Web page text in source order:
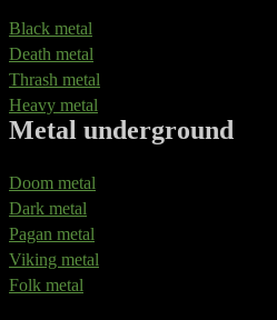
Black metal
Death metal
Thrash metal
Heavy metal
Metal underground
Doom metal
Dark metal
Pagan metal
Viking metal
Folk metal